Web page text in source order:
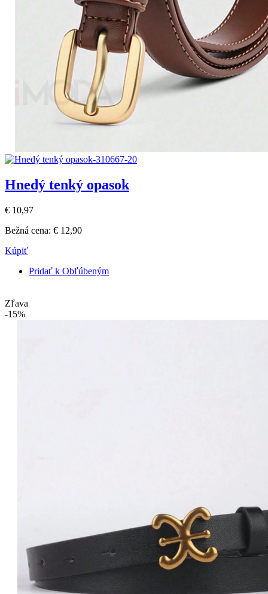
Hnedý tenký opasok
€ 10,97
Bežná cena: € 12,90
Kúpiť
Pridať k Obľúbeným
Zľava
-15%